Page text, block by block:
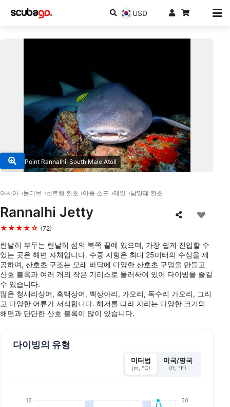
USD
© DivePoint Rannalhi, South Male Atoll
아시아 몰디브 센트럴 환초 아톨 소드 메일 남말레 환초
Rannalhi Jetty
★★★★☆ (72)
란날히 부두는 란날히 섬의 북쪽 끝에 있으며, 가장 쉽게 진입할 수
있는 곳은 해변 자체입니다. 수중 지형은 최대 25미터의 수심을 제
공하며, 산호초 구조는 모래 바닥에 다양한 산호초 구멍을 만들고
산호 블록과 여러 개의 작은 기리스로 둘러싸여 있어 다이빙을 즐길
수 있습니다.
많은 청새리상어, 흑백상어, 백상아리, 가오리, 독수리 가오리, 그리
고 다양한 어류가 서식합니다. 해저를 따라 자라는 다양한 크기의
해면과 단단한 산호 블록이 많이 있습니다.
다이빙의 유형
미터법
(m, °C)
미국/영국
(ft, °F)